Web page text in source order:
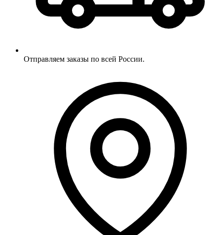
Отправляем заказы по всей России.